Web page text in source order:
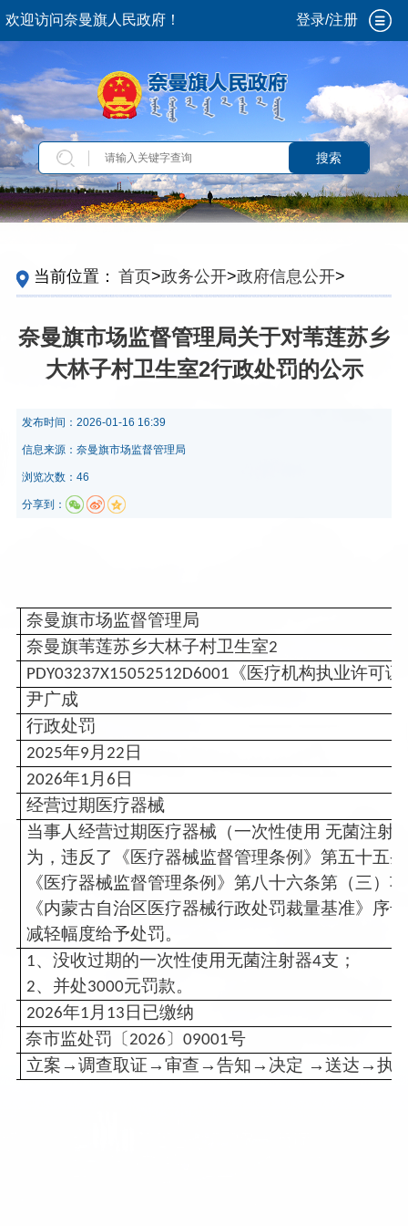
欢迎访问奈曼旗人民政府！ 登录/注册
搜索
当前位置： 首页>政务公开>政府信息公开>
定主动公开内容>重点领域信息>食品安全>监
奈曼旗市场监督管理局关于对苇莲苏乡
大林子村卫生室2行政处罚的公示
发布时间： 2026-01-16 16:39
信息来源： 奈曼旗市场监督管理局
浏览次数：46
分享到：
奈曼旗市场监督管理局
奈曼旗苇莲苏乡大林子村卫生室2
PDY03237X15052512D6001
《医疗机构执业许可证
尹广成
行政处罚
2025年9 月 22 日
2026年1 月 6 日
经营过期医疗器械
当事人经营过期医疗器械（一次性使用 无菌注射
为，违反了《医疗器械监督管理条例》第五十五
《医疗器械监督管理条例》第八十六条第（三）
《内蒙古自治区医疗器械行政处罚裁量基准》序号
减轻幅度给予处罚。
1、没收过期的一次性使用无菌注射器4支；
2、并处3000元罚款。
2026年1 月 13 日已缴纳
奈市监处罚〔2026〕09001号
立案→调查取证→审查→告知→决定 →送达→执